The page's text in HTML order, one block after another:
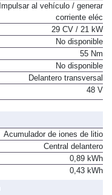
Impulsar al vehículo / generar
corriente eléc
29 CV / 21 kW
No disponible
55 Nm
No disponible
Delantero transversal
48 V
Acumulador de iones de litio
Central delantero
0,89 kWh
0,43 kWh